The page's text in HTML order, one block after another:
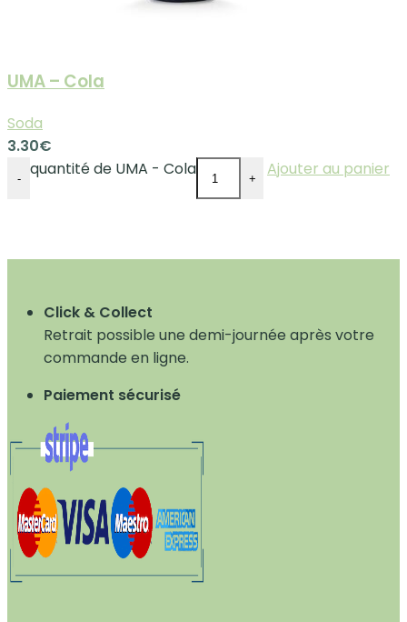
UMA – Cola
Soda
3.30€
- quantité de UMA - Cola + Ajouter au panier
Click & Collect
Retrait possible une demi-journée après votre
commande en ligne.
Paiement sécurisé